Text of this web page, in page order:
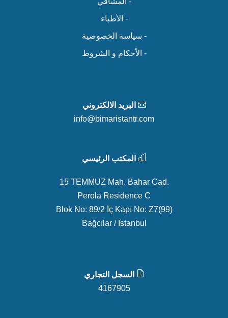
- الأطباء
- سياسة الخصوصية
- الأحكام و الشروط
البريد الالكتروني
info@bimaristantr.com
المكتب الرئيسي
15 TEMMUZ Mah. Bahar Cad.
Perola Residence C
Blok No: 89/2 İç Kapı No: Z7(99)
Bağcılar / İstanbul
السجل التجاري
4167905